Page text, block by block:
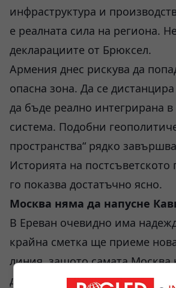
инфраструктура и
е реалната сила на региона.
декларациите от Брюксел.
Армения днес рискува да
опасна зона. Да се
да бъде реално интегрирана в
система. Подобни
пространства“ рядко
Историята на постсъветското
го показва достатъчно ясно.
Москва няма да напусне
В Ереван очевидно има
крайна сметка ще приеме
линия, защото самата Москва
да загуби позиции в Кавказ.